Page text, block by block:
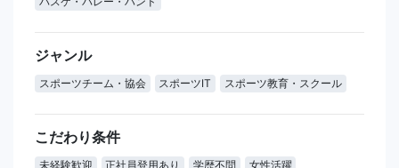
ジャンル
スポーツチーム・協会 スポーツIT スポーツ教育・スクール
こだわり条件
未経験歓迎 正社員登用あり 学歴不問 女性活躍